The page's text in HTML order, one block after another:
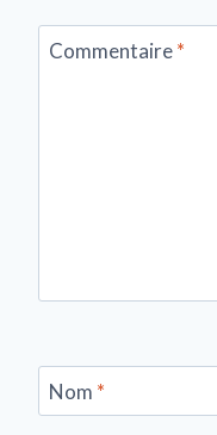
Commentaire*
Nom *